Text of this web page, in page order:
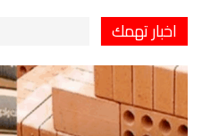
اخبار تهمك